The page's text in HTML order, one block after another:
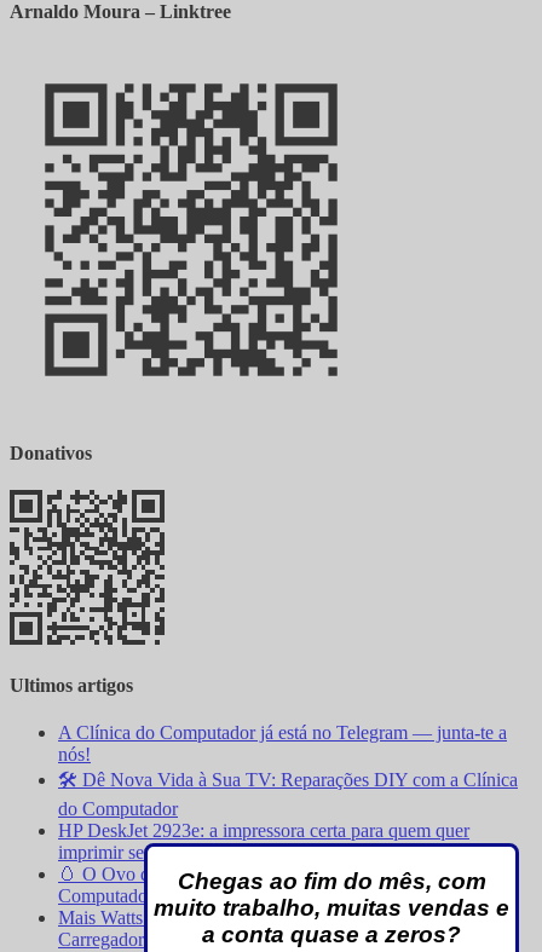
Arnaldo Moura – Linktree
Donativos
Ultimos artigos
A Clínica do Computador já está no Telegram — junta-te a
nós!
🛠️ Dê Nova Vida à Sua TV: Reparações DIY com a Clínica
do Computador
HP DeskJet 2923e: a impressora certa para quem quer
imprimir sem complicações
🥚 O Ovo de Páscoa Mágico chegou à Clínica do
Computador — e pode ter uma surpresa para si!
Mais Watts Não Significa Mais Rápido: A Verdade Sobre os
Carregadores de Smartphone
Chegas ao fim do mês, com
muito trabalho, muitas vendas e
a conta quase a zeros?